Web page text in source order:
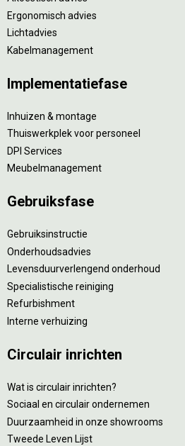
Ergonomisch advies
Lichtadvies
Kabelmanagement
Implementatiefase
Inhuizen & montage
Thuiswerkplek voor personeel
DPI Services
Meubelmanagement
Gebruiksfase
Gebruiksinstructie
Onderhoudsadvies
Levensduurverlengend onderhoud
Specialistische reiniging
Refurbishment
Interne verhuizing
Circulair inrichten
Wat is circulair inrichten?
Sociaal en circulair ondernemen
Duurzaamheid in onze showrooms
Tweede Leven Lijst